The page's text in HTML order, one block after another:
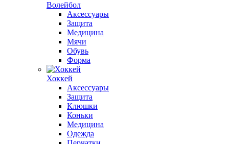
Волейбол
Аксессуары
Защита
Медицина
Мячи
Обувь
Форма
Хоккей
Аксессуары
Защита
Клюшки
Коньки
Медицина
Одежда